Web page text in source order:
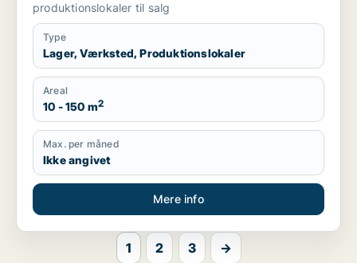
produktionslokaler til salg
Type
Lager, Værksted, Produktionslokaler
Areal
10 - 150 m2
Max. per måned
Ikke angivet
Mere info
1 2 3 →